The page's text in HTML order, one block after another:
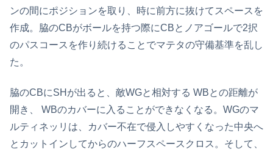
ンの間にポジションを取り、時に前方に抜けてスペースを
作成。脇のCBがボールを持つ際にCBとノアゴールで2択
のパスコースを作り続けることでマテタの守備基準を乱し
た。
脇のCBにSHが出ると、敵WGと相対する WBとの距離が
開き、 WBのカバーに入ることができなくなる。WGのマ
ルティネッリは、カバー不在で侵入しやすくなった中央へ
とカットインしてからのハーフスペースクロス。そして、